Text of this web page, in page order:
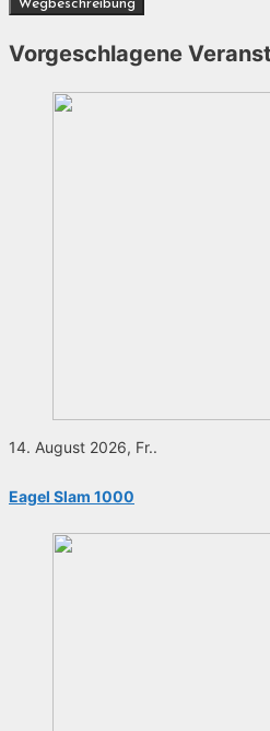
Vorgeschlagene
14. August 2026, Fr..
Eagel Slam 1000